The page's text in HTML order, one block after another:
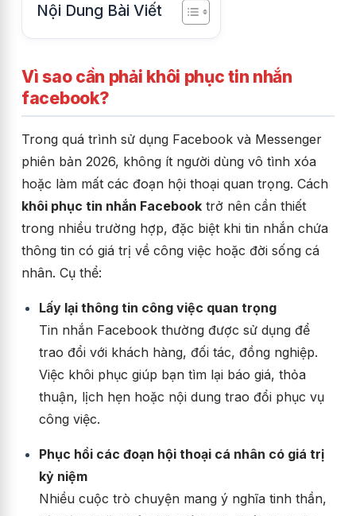
Nội Dung Bài Viết
Vì sao cần phải khôi phục tin nhắn
facebook?
Trong quá trình sử dụng Facebook và Messenger
phiên bản 2026, không ít người dùng vô tình xóa
hoặc làm mất các đoạn hội thoại quan trọng. Cách
khôi phục tin nhắn Facebook trở nên cần thiết
trong nhiều trường hợp, đặc biệt khi tin nhắn chứa
thông tin có giá trị về công việc hoặc đời sống cá
nhân. Cụ thể:
Lấy lại thông tin công việc quan trọng
Tin nhắn Facebook thường được sử dụng để
trao đổi với khách hàng, đối tác, đồng nghiệp.
Việc khôi phục giúp bạn tìm lại báo giá, thỏa
thuận, lịch hẹn hoặc nội dung trao đổi phục vụ
công việc.
Phục hồi các đoạn hội thoại cá nhân có giá trị
kỷ niệm
Nhiều cuộc trò chuyện mang ý nghĩa tinh thần,